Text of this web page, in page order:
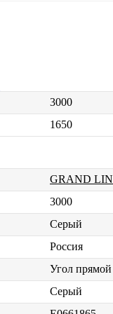
3000
1650
GRAND
3000
Серый
Россия
Угол прямой
Серый